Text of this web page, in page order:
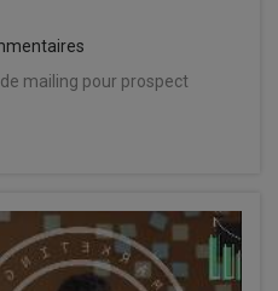
mailing pour prospect